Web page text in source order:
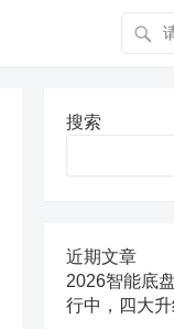
搜索
近期文章
2026智能底
行中，四大